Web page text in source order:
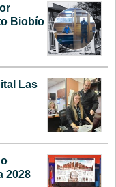
Biobío
Las
2028